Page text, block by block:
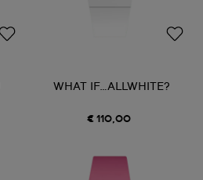
WHAT IF…ALLWHITE?
€ 110,00